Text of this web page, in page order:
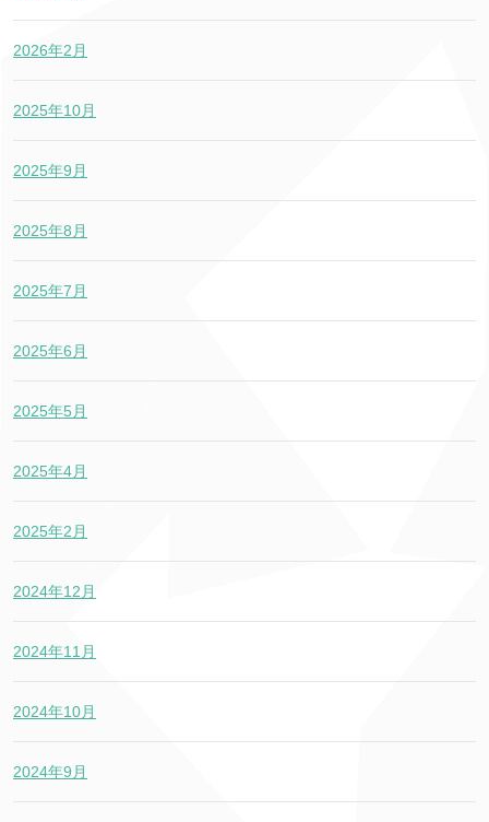
2026年2月
2025年10月
2025年9月
2025年8月
2025年7月
2025年6月
2025年5月
2025年4月
2025年2月
2024年12月
2024年11月
2024年10月
2024年9月